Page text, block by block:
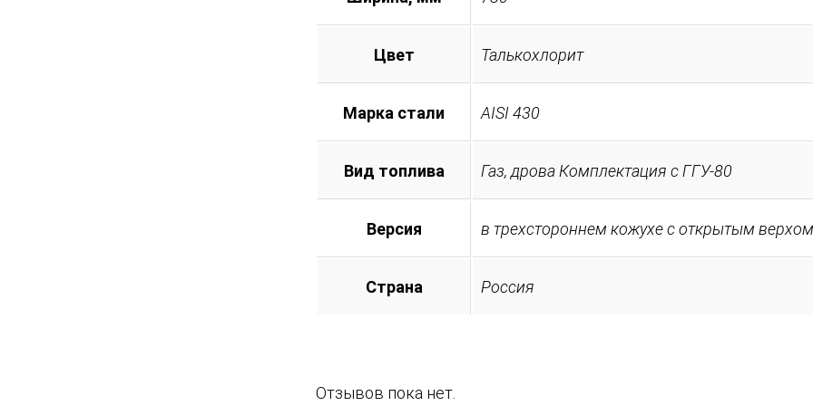
Цвет Талькохлорит
Марка стали AISI 430
Вид топлива Газ, дрова Комплектация с ГГУ-80
Версия в трехстороннем кожухе с открытым верхом
Страна Россия
Отзывов пока нет.